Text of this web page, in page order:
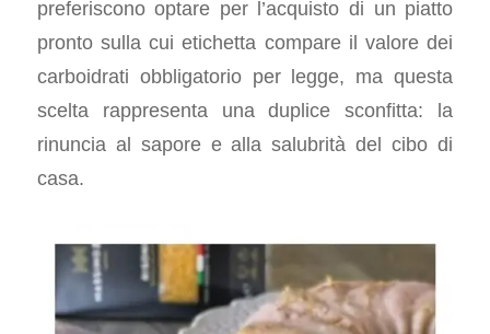
preferiscono optare per l’acquisto di un piatto
pronto sulla cui etichetta compare il valore dei
carboidrati obbligatorio per legge, ma questa
scelta rappresenta una duplice sconfitta: la
rinuncia al sapore e alla salubrità del cibo di
casa.